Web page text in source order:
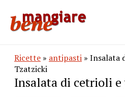
Ricette » antipasti » Insalata
Tzatzicki
Insalata di cetrioli